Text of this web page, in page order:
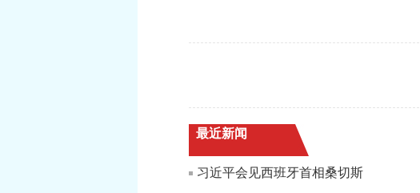
最近新闻
习近平会见西班牙首相桑切斯